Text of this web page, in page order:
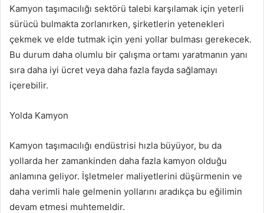
Kamyon taşımacılığı sektörü talebi karşılamak için yeterli
sürücü bulmakta zorlanırken, şirketlerin yetenekleri
çekmek ve elde tutmak için yeni yollar bulması gerekecek.
Bu durum daha olumlu bir çalışma ortamı yaratmanın yanı
sıra daha iyi ücret veya daha fazla fayda sağlamayı
içerebilir.
Yolda Kamyon
Kamyon taşımacılığı endüstrisi hızla büyüyor, bu da
yollarda her zamankinden daha fazla kamyon olduğu
anlamına geliyor. İşletmeler maliyetlerini düşürmenin ve
daha verimli hale gelmenin yollarını aradıkça bu eğilimin
devam etmesi muhtemeldir.